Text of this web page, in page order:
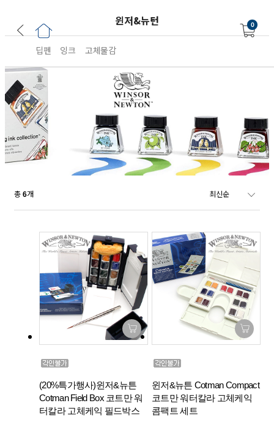
윈저&뉴턴 0
딥펜 잉크 고체물감
총 6개
(20%특가행사)윈저&뉴튼
Cotman Field Box 코트만 워
터칼라 고체케익 필드박스
윈저&뉴튼 Cotman Compact
코트만 워터칼라 고체케익
콤팩트 세트